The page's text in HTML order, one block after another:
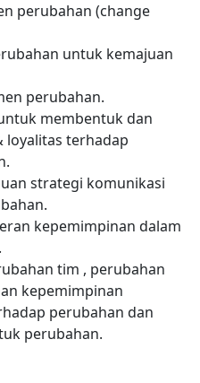
perubahan (change
untuk kemajuan
perubahan.
membentuk dan
loyalitas terhadap
strategi komunikasi
kepemimpinan dalam
tim , perubahan
kepemimpinan
perubahan dan
perubahan.